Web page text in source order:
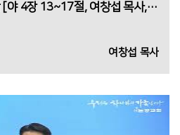
한 차원 더 높은 신앙생활 [야 4장 13~17절, 여창섭 목사, 2026년 7월 5일 1부]
여창섭 목사